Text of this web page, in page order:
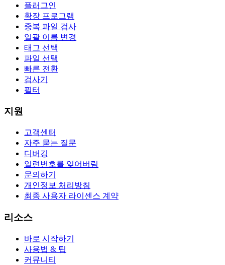
플러그인
확장 프로그램
중복 파일 검사
일괄 이름 변경
태그 선택
파일 선택
빠른 전환
검사기
필터
지원
고객센터
자주 묻는 질문
디버깅
일련번호를 잊어버림
문의하기
개인정보 처리방침
최종 사용자 라이센스 계약
리소스
바로 시작하기
사용법 & 팁
커뮤니티